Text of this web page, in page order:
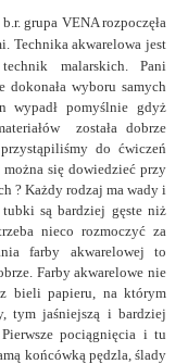
grupa VENA rozpoczęła
Technika akwarelowa jest
malarskich. Pani
dokonała wyboru samych
wypadł pomyślnie gdyż
została dobrze
do ćwiczeń
się dowiedzieć przy
? Każdy rodzaj ma wady i
są bardziej gęste niż
nieco rozmoczyć za
farby akwarelowej to
Farby akwarelowe nie
bieli papieru, na którym
tym jaśniejszą i bardziej
Pierwsze pociągnięcia i tu
końcówką pędzla, ślady